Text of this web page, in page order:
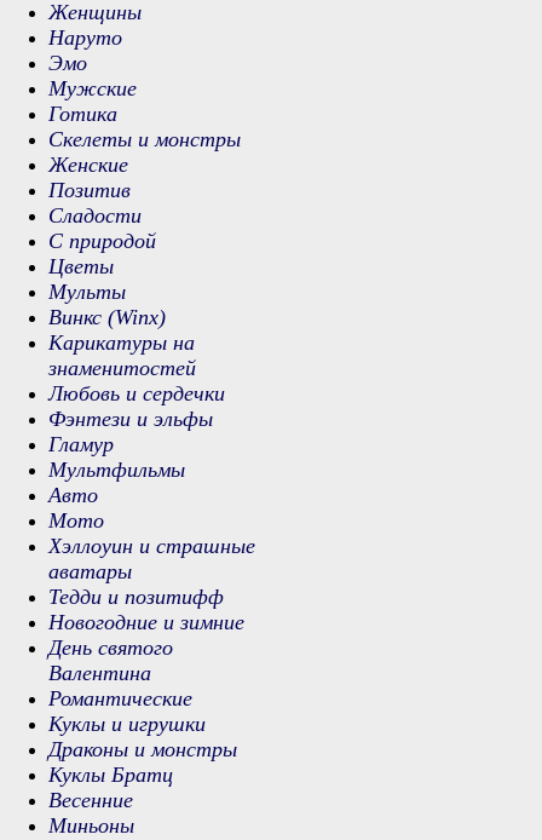
Женщины
Наруто
Эмо
Мужские
Готика
Скелеты и монстры
Женские
Позитив
Сладости
С природой
Цветы
Мульты
Винкс (Winx)
Карикатуры на
знаменитостей
Любовь и сердечки
Фэнтези и эльфы
Гламур
Мультфильмы
Авто
Мото
Хэллоуин и страшные
аватары
Тедди и позитифф
Новогодние и зимние
День святого
Валентина
Романтические
Куклы и игрушки
Драконы и монстры
Куклы Братц
Весенние
Миньоны